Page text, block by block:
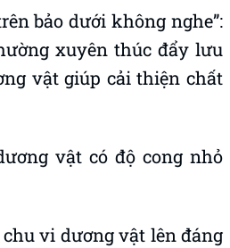
bảo dưới không nghe”:
xuyên thúc đẩy lưu
vật giúp cải thiện chất
vật có độ cong nhỏ
vi dương vật lên đáng